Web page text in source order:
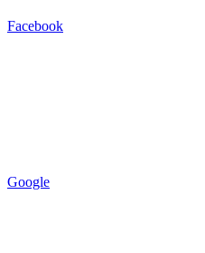
Facebook
Google